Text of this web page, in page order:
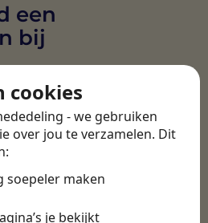
cookies
- we gebruiken
over jou te verzamelen. Dit
soepeler maken
je bekijkt
een
bij
heb ik op een hele
manier
leuke nieuwe baan
veel nieuwe